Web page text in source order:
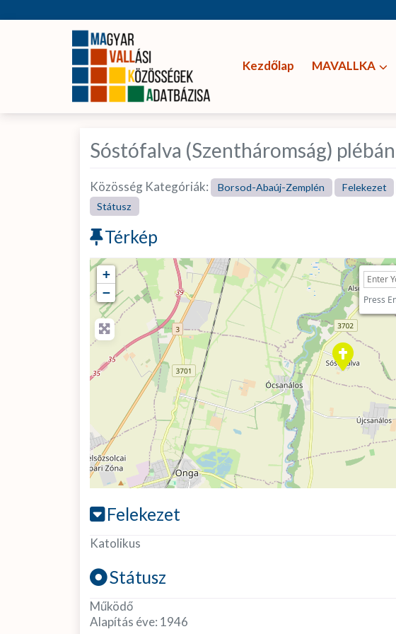
Kezdőlap MAVALLKA
Sóstófalva (Szentháromság)
Közösség Kategóriák: Borsod-Abaúj-Zemplén Felekezet
Státusz
Térkép
+
−
Press
Felekezet
Katolikus
Státusz
Működő
Alapítás éve: 1946